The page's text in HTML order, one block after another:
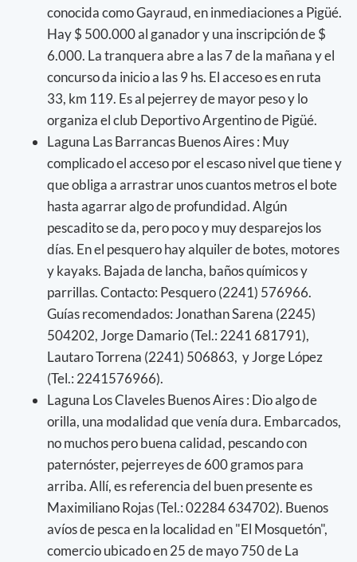
conocida como Gayraud, en inmediaciones a Pigüé.
Hay $ 500.000 al ganador y una inscripción de $
6.000. La tranquera abre a las 7 de la mañana y el
concurso da inicio a las 9 hs. El acceso es en ruta
33, km 119. Es al pejerrey de mayor peso y lo
organiza el club Deportivo Argentino de Pigüé.
Laguna Las Barrancas Buenos Aires : Muy
complicado el acceso por el escaso nivel que tiene y
que obliga a arrastrar unos cuantos metros el bote
hasta agarrar algo de profundidad. Algún
pescadito se da, pero poco y muy desparejos los
días. En el pesquero hay alquiler de botes, motores
y kayaks. Bajada de lancha, baños químicos y
parrillas. Contacto: Pesquero (2241) 576966.
Guías recomendados: Jonathan Sarena (2245)
504202, Jorge Damario (Tel.: 2241 681791),
Lautaro Torrena (2241) 506863, y Jorge López
(Tel.: 2241576966).
Laguna Los Claveles Buenos Aires : Dio algo de
orilla, una modalidad que venía dura. Embarcados,
no muchos pero buena calidad, pescando con
paternóster, pejerreyes de 600 gramos para
arriba. Allí, es referencia del buen presente es
Maximiliano Rojas (Tel.: 02284 634702). Buenos
avíos de pesca en la localidad en "El Mosquetón",
comercio ubicado en 25 de mayo 750 de La